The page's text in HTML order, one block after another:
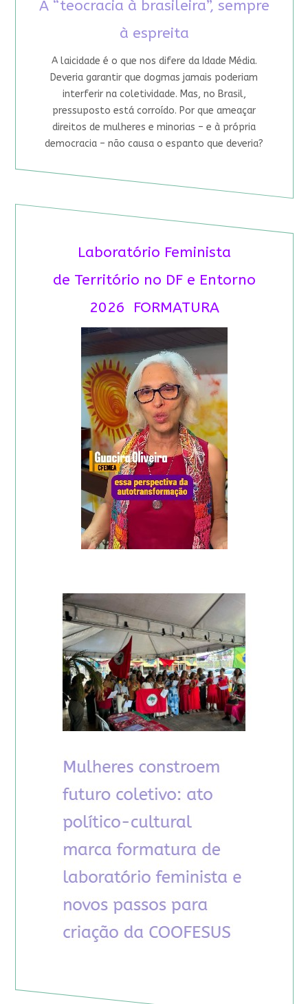
A “teocracia à brasileira”, sempre
à espreita
A laicidade é o que nos difere da Idade Média.
Deveria garantir que dogmas jamais poderiam
interferir na coletividade. Mas, no Brasil,
pressuposto está corroído. Por que ameaçar
direitos de mulheres e minorias – e à própria
democracia – não causa o espanto que deveria?
Laboratório Feminista
de Território no DF e Entorno
2026 FORMATURA